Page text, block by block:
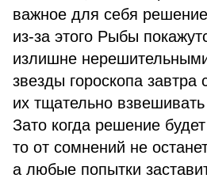
важное для себя
из-за этого Рыбы
излишне
звезды гороскопа завтра
их тщательно
Зато когда решение
то от сомнений не
а любые попытки